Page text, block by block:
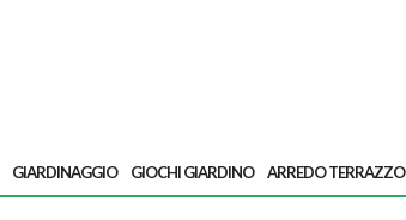
GIARDINAGGIO GIOCHI GIARDINO ARREDO TERRAZZO